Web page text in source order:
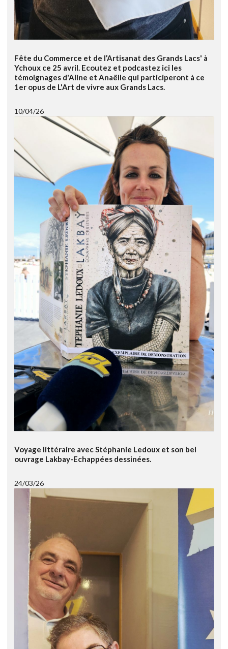
Fête du Commerce et de l’Artisanat des Grands Lacs' à
Ychoux ce 25 avril. Ecoutez et podcastez ici les
témoignages d'Aline et Anaëlle qui participeront à ce
1er opus de L'Art de vivre aux Grands Lacs.
10/04/26
Voyage littéraire avec Stéphanie Ledoux et son bel
ouvrage Lakbay-Echappées dessinées.
24/03/26